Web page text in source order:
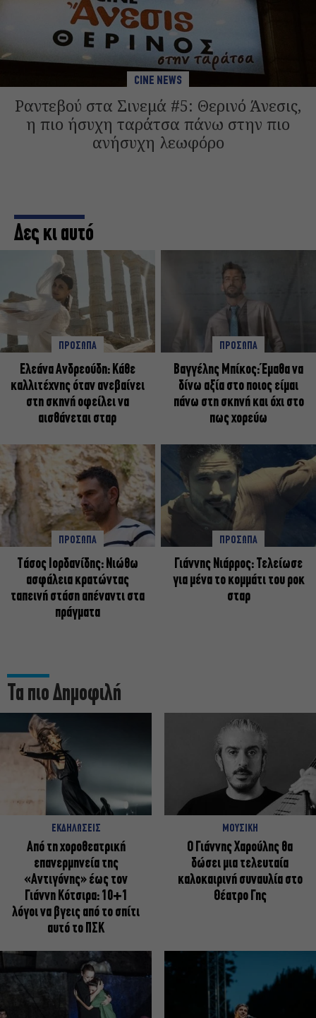
CINE NEWS
Ραντεβού στα Σινεμά #5: Θερινό Άνεσις,
η πιο ήσυχη ταράτσα πάνω στην πιο
ανήσυχη λεωφόρο
Δες κι αυτό
ΠΡΟΣΩΠΑ
Ελεάνα Ανδρεούδη: Κάθε
καλλιτέχνης όταν ανεβαίνει
στη σκηνή οφείλει να
αισθάνεται σταρ
ΠΡΟΣΩΠΑ
Βαγγέλης Μπίκος: Έμαθα να
δίνω αξία στο ποιος είμαι
πάνω στη σκηνή και όχι στο
πως χορεύω
ΠΡΟΣΩΠΑ
Tάσος Ιορδανίδης: Νιώθω
ασφάλεια κρατώντας
ταπεινή στάση απέναντι στα
πράγματα
ΠΡΟΣΩΠΑ
Γιάννης Νιάρρος: Τελείωσε
για μένα το κομμάτι του ροκ
σταρ
Τα πιο Δημοφιλή
ΕΚΔΗΛΩΣΕΙΣ
Από τη χοροθεατρική
επανερμηνεία της
«Αντιγόνης» έως τον
Γιάννη Κότσιρα: 10+1
λόγοι να βγεις από το σπίτι
αυτό το ΠΣΚ
ΜΟΥΣΙΚΗ
Ο Γιάννης Χαρούλης θα
δώσει μια τελευταία
καλοκαιρινή συναυλία στο
Θέατρο Γης